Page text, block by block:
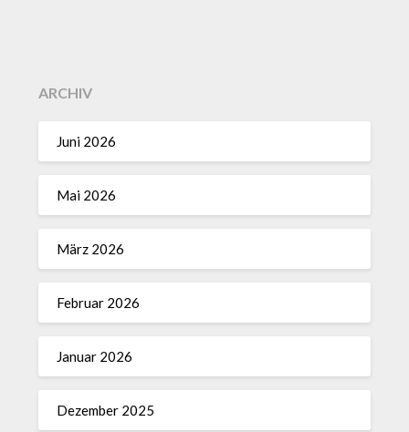
ARCHIV
Juni 2026
Mai 2026
März 2026
Februar 2026
Januar 2026
Dezember 2025